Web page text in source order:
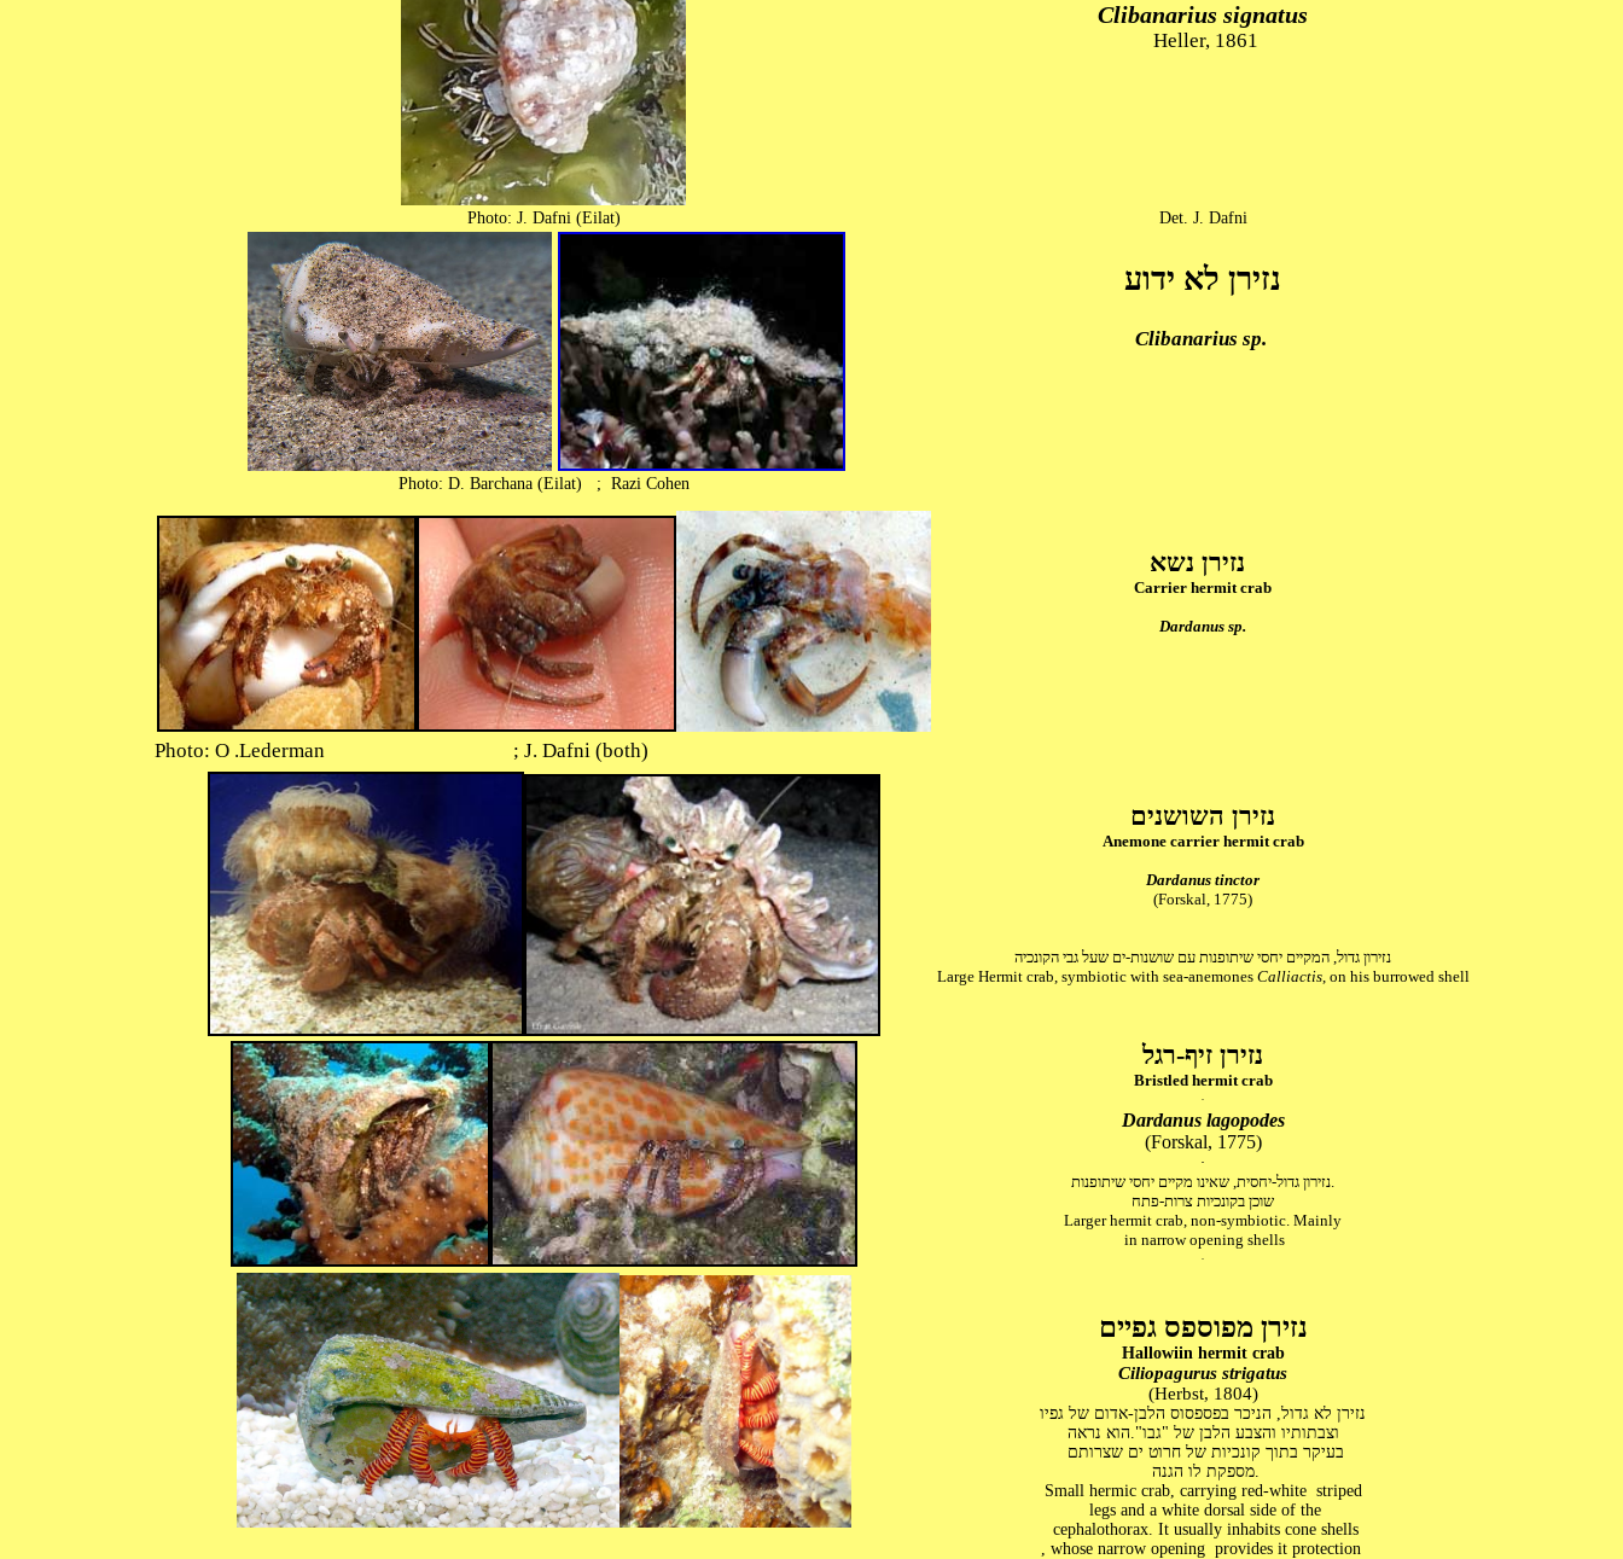
Clibanarius signatus
Heller, 1861
Photo: J. Dafni (Eilat) Det. J. Dafni
נזירן לא ידוע
Clibanarius sp.
Photo: D. Barchana (Eilat) ; Razi Cohen
Carrier hermit crab
Dardanus sp.
Photo: O .Lederman ; J. Dafni (both)
נזירן השושנים
Anemone carrier hermit crab
Dardanus tinctor
(Forskal, 1775)
נזירון גדול, המקיים יחסי שיתופנות עם שושנות-ים שעל גבי הקונכיה
Large Hermit crab, symbiotic with sea-anemones Calliactis, on his burrowed shell
נזירן זיף-רגל
Bristled hermit crab
Dardanus lagopodes
(Forskal, 1775)
נזירון גדול-יחסית, שאינו מקיים יחסי שיתופנות.
שוכן בקונכיות צרות-פתח
Larger hermit crab, non-symbiotic. Mainly
in narrow opening shells
נזירן מפוספס גפיים
Hallowiin hermit crab
Ciliopagurus strigatus
(Herbst, 1804)
נזירן לא גדול, הניכר בפספסוס הלבן-אדום של גפיו
וצבתותיו והצבע הלבן של "גבו".הוא נראה
בעיקר בתוך קונכיות של חרוט ים שצרותם
מספקת לו הגנה.
Small hermic crab, carrying red-white striped
legs and a white dorsal side of the
cephalothorax. It usually inhabits cone shells
, whose narrow opening provides it protection